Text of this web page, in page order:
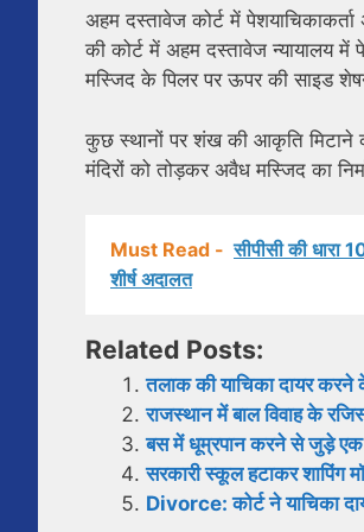
अहम दस्तावेज कोर्ट में
की कोर्ट में अहम दस्तावेज न्यायालय
मस्जिद के पिलर पर ऊपर की साइड
कुछ स्थानों पर शंख की आकृति मिटाने
मंदिरों को तोड़कर अवैध मस्जिद का
Must Read - सीपीसी की धारा
शीर्ष अदालत
Related Posts:
तलाक की याचिका दायर करने
राजस्थान में बाल विवाह के
बस में धूम्रपान करने से जुड़े एक
सरकारी स्कूल हटाकर शापिंग
Divorce: कोर्ट ने याचिका